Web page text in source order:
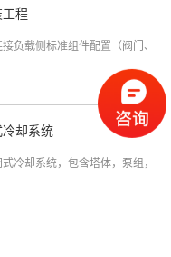
工程
负载侧标准组件配置（阀门、
冷却系统
冷却系统，包含塔体，泵组，